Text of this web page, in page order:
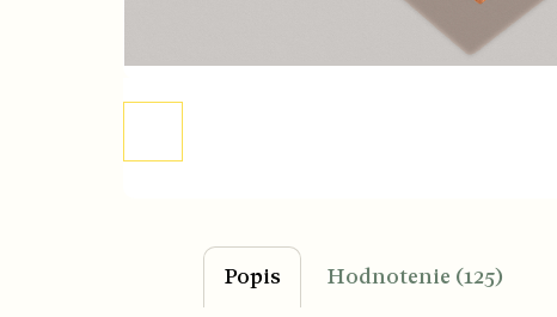
Popis Hodnotenie (125)